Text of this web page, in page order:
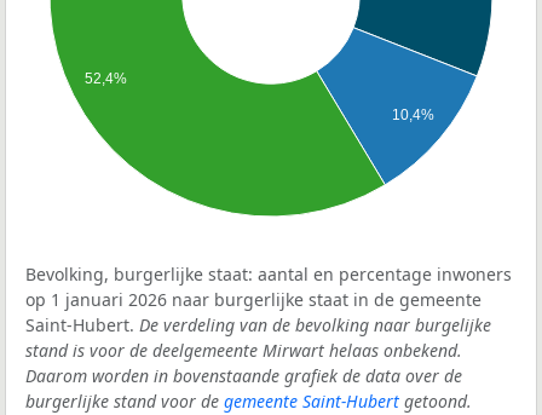
10,4%
52,4%
Bevolking, burgerlijke staat: aantal en percentage inwoners
op 1 januari 2026 naar burgerlijke staat in de gemeente
Saint-Hubert. De verdeling van de bevolking naar burgelijke
stand is voor de deelgemeente Mirwart helaas onbekend.
Daarom worden in bovenstaande grafiek de data over de
burgerlijke stand voor de gemeente Saint-Hubert getoond.